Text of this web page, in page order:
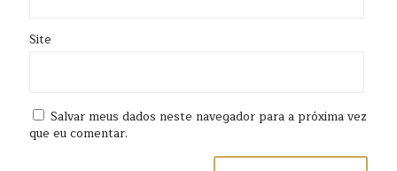
Site
Salvar meus dados neste navegador para a próxima vez
que eu comentar.